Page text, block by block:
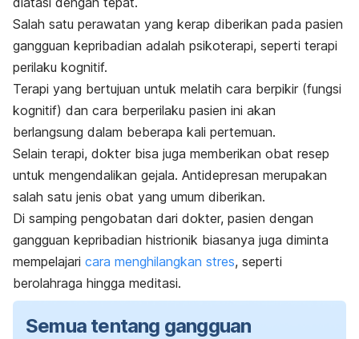
Salah satu perawatan yang kerap diberikan pada pasien
gangguan kepribadian adalah psikoterapi, seperti terapi
perilaku kognitif.
Terapi yang bertujuan untuk melatih cara berpikir (fungsi
kognitif) dan cara berperilaku pasien ini akan
berlangsung dalam beberapa kali pertemuan.
Selain terapi, dokter bisa juga memberikan obat resep
untuk mengendalikan gejala. Antidepresan merupakan
salah satu jenis obat yang umum diberikan.
Di samping pengobatan dari dokter, pasien dengan
gangguan kepribadian histrionik biasanya juga diminta
mempelajari cara menghilangkan stres, seperti
berolahraga hingga meditasi.
Semua tentang gangguan